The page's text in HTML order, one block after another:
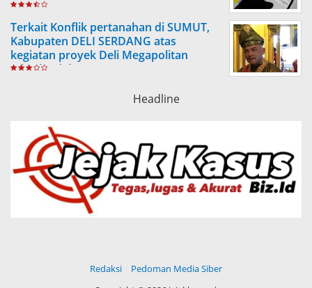
Terkait Konflik pertanahan di SUMUT,
Kabupaten DELI SERDANG atas
kegiatan proyek Deli Megapolitan
(Citraland dengan PTPN 2, NDP)
Headline
Redaksi
Pedoman Media Siber